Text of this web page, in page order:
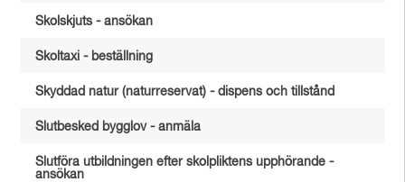
Skolskjuts - ansökan
Skoltaxi - beställning
Skyddad natur (naturreservat) - dispens och tillstånd
Slutbesked bygglov - anmäla
Slutföra utbildningen efter skolpliktens upphörande -
ansökan